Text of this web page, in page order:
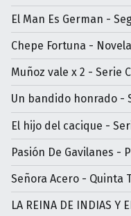
El Man Es German -
Chepe Fortuna -
Muñoz vale x 2 - Serie
Un bandido honrado -
El hijo del cacique -
Pasión De Gavilanes -
Señora Acero - Quinta
LA REINA DE INDIAS Y